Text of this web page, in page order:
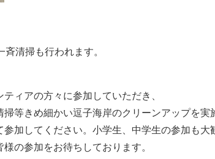
清掃も行われます。
ィアの方々に参加していただき、
等きめ細かい逗子海岸のクリーンアップを実
加してください。小学生、中学生の参加も大
の参加をお待ちしております。